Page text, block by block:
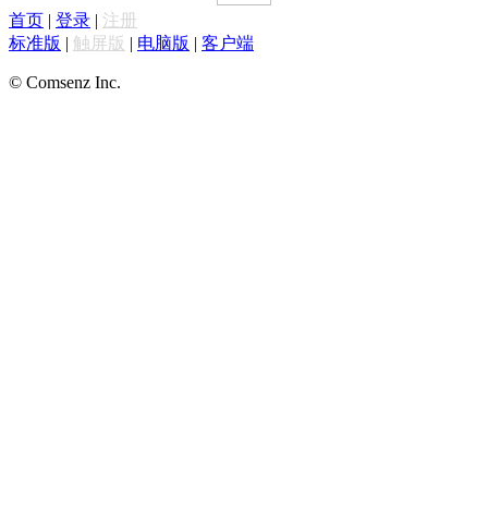
首页 | 登录 | 注册
标准版 | 触屏版 | 电脑版 | 客户端
© Comsenz Inc.